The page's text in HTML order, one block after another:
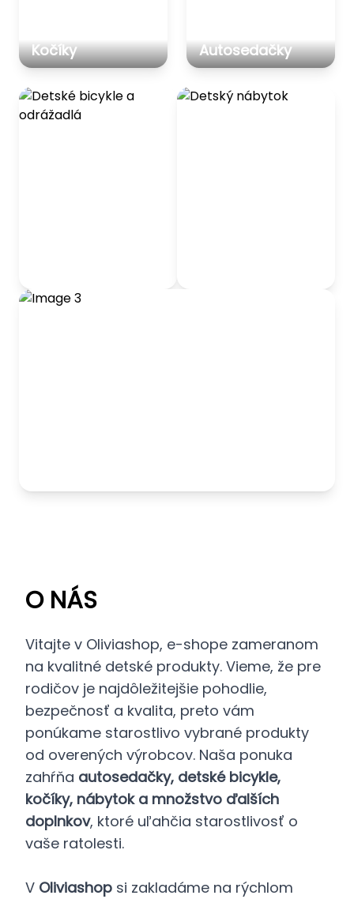
Kočíky Autosedačky
O NÁS
Vitajte v Oliviashop, e-shope zameranom
na kvalitné detské produkty. Vieme, že pre
rodičov je najdôležitejšie pohodlie,
bezpečnosť a kvalita, preto vám
ponúkame starostlivo vybrané produkty
od overených výrobcov. Naša ponuka
zahŕňa autosedačky, detské bicykle,
kočíky, nábytok a množstvo ďalších
doplnkov, ktoré uľahčia starostlivosť o
vaše ratolesti.
V Oliviashop si zakladáme na rýchlom